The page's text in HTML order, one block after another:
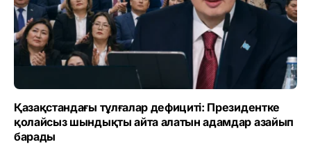
Қазақстандағы тұлғалар дефициті: Президентке
қолайсыз шындықты айта алатын адамдар азайып
барады